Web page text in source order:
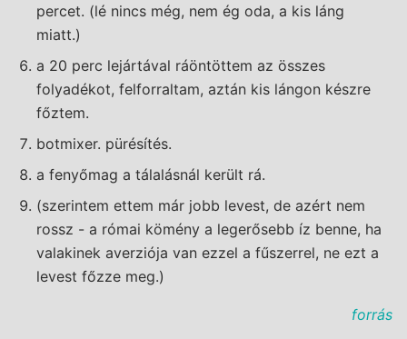
percet. (lé nincs még, nem ég oda, a kis láng
miatt.)
a 20 perc lejártával ráöntöttem az összes
folyadékot, felforraltam, aztán kis lángon készre
főztem.
botmixer. pürésítés.
a fenyőmag a tálalásnál került rá.
(szerintem ettem már jobb levest, de azért nem
rossz - a római kömény a legerősebb íz benne, ha
valakinek averziója van ezzel a fűszerrel, ne ezt a
levest főzze meg.)
forrás